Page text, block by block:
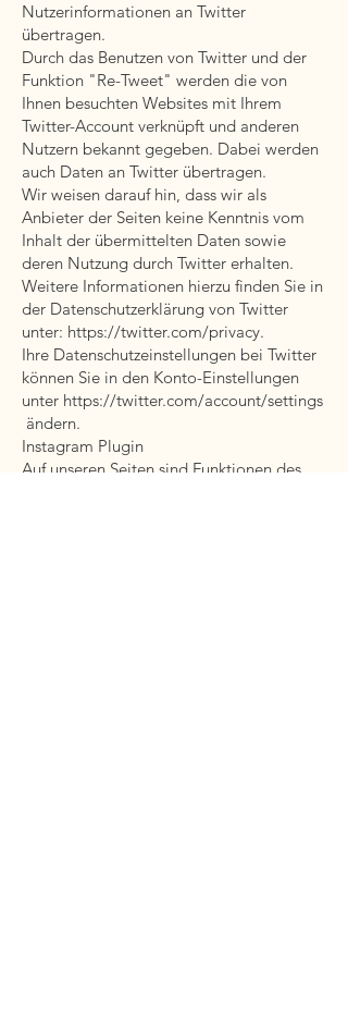
Nutzerinformationen an Twitter
übertragen.
Durch das Benutzen von Twitter und der
Funktion "Re-Tweet" werden die von
Ihnen besuchten Websites mit Ihrem
Twitter-Account verknüpft und anderen
Nutzern bekannt gegeben. Dabei werden
auch Daten an Twitter übertragen.
Wir weisen darauf hin, dass wir als
Anbieter der Seiten keine Kenntnis vom
Inhalt der übermittelten Daten sowie
deren Nutzung durch Twitter erhalten.
Weitere Informationen hierzu finden Sie in
der Datenschutzerklärung von Twitter
unter: https://twitter.com/privacy.
Ihre Datenschutzeinstellungen bei Twitter
können Sie in den Konto-Einstellungen
unter https://twitter.com/account/settings
ändern.
Instagram Plugin
Auf unseren Seiten sind Funktionen des